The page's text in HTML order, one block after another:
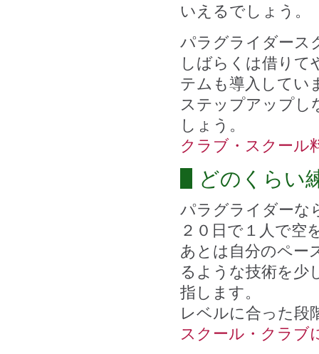
いえるでしょう。
パラグライダース
しばらくは借りて
テムも導入してい
ステップアップし
しょう。
クラブ・スクール
どのくらい
パラグライダーな
２０日で１人で空
あとは自分のペー
るような技術を少
指します。
レベルに合った段
スクール・クラブ